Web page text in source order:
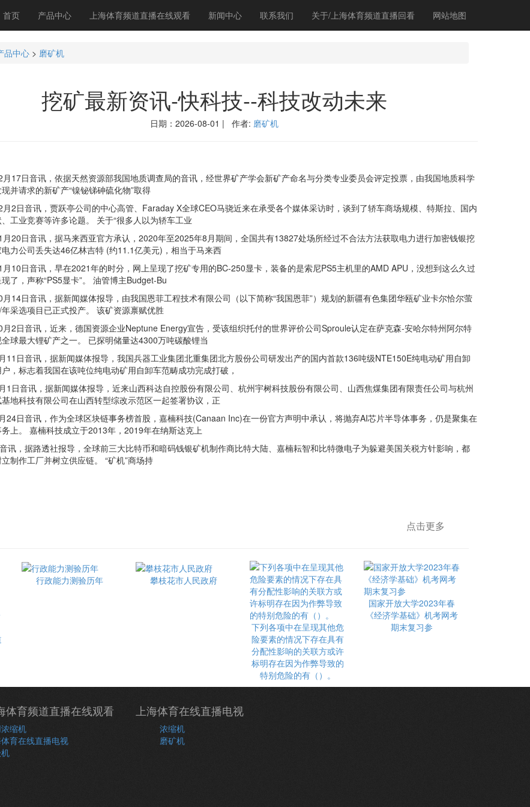
首页 产品中心 上海体育频道直播在线观看 新闻中心 联系我们 关于/上海体育频道直播回看 网站地图
品中心> 磨矿机
挖矿最新资讯-快科技--科技改动未来
日期：2026-08-01 | 作者: 磨矿机
日音讯，依据天然资源部我国地质调查局的音讯，经世界矿产学会新矿产命名与分类专业委员会评定投票，由我国地质科学
并请求的新矿产“镍铋锑砷硫化物”取得
日音讯，贾跃亭公司的中心高管、Faraday X全球CEO马骁近来在承受各个媒体采访时，谈到了轿车商场规模、特斯拉、国内
工业竞赛等许多论题。 关于“很多人以为轿车工业
日音讯，据马来西亚官方承认，2020年至2025年8月期间，全国共有13827处场所经过不合法方法获取电力进行加密钱银挖
力公司丢失达46亿林吉特 (约11.1亿美元)，相当于马来西
日音讯，早在2021年的时分，网上呈现了挖矿专用的BC-250显卡，装备的是索尼PS5主机里的AMD APU，没想到这么久过
了，声称“PS5显卡”。 油管博主Budget-Bu
日音讯，据新闻媒体报导，由我国恩菲工程技术有限公司（以下简称“我国恩菲”）规划的新疆有色集团华瓯矿业卡尔恰尔萤
采选项目已正式投产。 该矿资源禀赋优胜
日音讯，近来，德国资源企业Neptune Energy宣告，受该组织托付的世界评价公司Sproule认定在萨克森-安哈尔特州阿尔特
球最大锂矿产之一。 已探明储量达4300万吨碳酸锂当
日音讯，据新闻媒体报导，我国兵器工业集团北重集团北方股份公司研发出产的国内首款136吨级NTE150E纯电动矿用自卸
，标志着我国在该吨位纯电动矿用自卸车范畴成功完成打破，
音讯，据新闻媒体报导，近来山西科达自控股份有限公司、杭州宇树科技股份有限公司、山西焦煤集团有限责任公司与杭州
地科技有限公司在山西转型综改示范区一起签署协议，正
日音讯，作为全球区块链事务榜首股，嘉楠科技(Canaan Inc)在一份官方声明中承认，将抛弃AI芯片半导体事务，仍是聚集在
上。 嘉楠科技成立于2013年，2019年在纳斯达克上
，据路透社报导，全球前三大比特币和暗码钱银矿机制作商比特大陆、嘉楠耘智和比特微电子为躲避美国关税方针影响，都
制作工厂并树立供应链。 “矿机”商场持
点击更多
行政能力测验历年 攀枝花市人民政府
下列各项中在呈现其他危
险要素的情况下存在具有
分配性影响的关联方或许
标明存在因为作弊导致的
特别危险的有（）。
国家开放大学2023年春
《经济学基础》机考网考
期末复习参
体育频道直播在线观看
缩机
育在线直播电视
上海体育在线直播电视
浓缩机
磨矿机